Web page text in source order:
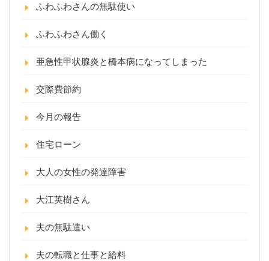
ふわふわさんの無駄使い
ふわふわさん働く
亜急性甲状腺炎と橋本病になってしまった
交際費節約
今月の報告
住宅ローン
大人の女性の発達障害
大江英樹さん
夫の無駄遣い
夫の転職と仕事と給料